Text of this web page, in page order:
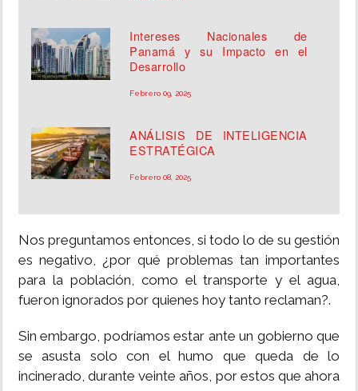
Intereses Nacionales de
Panamá y su Impacto en el
Desarrollo
Febrero 09, 2025
ANÁLISIS DE INTELIGENCIA
ESTRATÉGICA
Febrero 08, 2025
Nos preguntamos entonces, si todo lo de su gestión
es negativo, ¿por qué problemas tan importantes
para la población, como el transporte y el agua,
fueron ignorados por quienes hoy tanto reclaman?.
Sin embargo, podríamos estar ante un gobierno que
se asusta solo con el humo que queda de lo
incinerado, durante veinte años, por estos que ahora